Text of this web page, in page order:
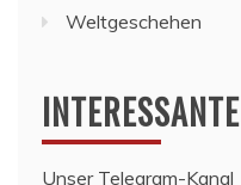
Weltgeschehen
Unser Telegram-Kanal